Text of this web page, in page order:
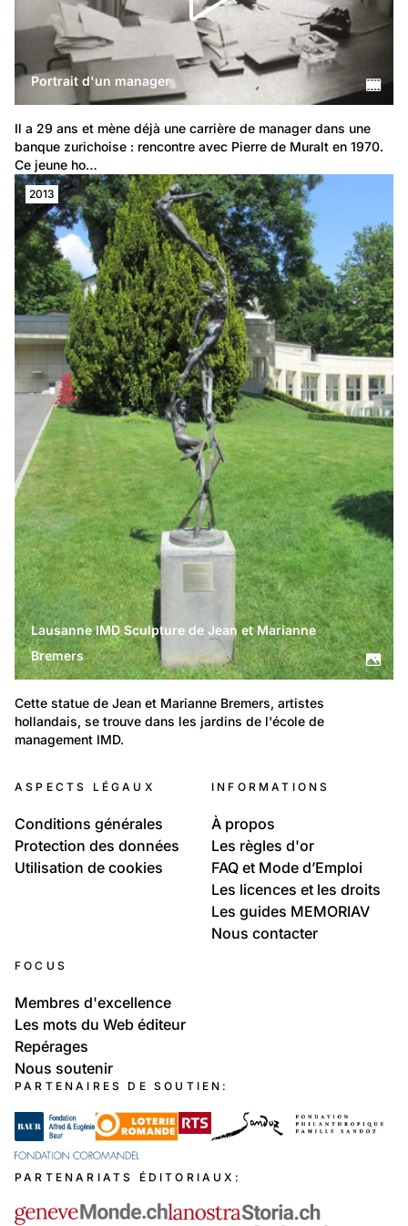
Portrait d'un manager
Il a 29 ans et mène déjà une carrière de manager dans une
banque zurichoise : rencontre avec Pierre de Muralt en 1970.
Ce jeune ho…
2013
Lausanne IMD Sculpture de Jean et Marianne
Bremers
Cette statue de Jean et Marianne Bremers, artistes
hollandais, se trouve dans les jardins de l'école de
management IMD.
ASPECTS LÉGAUX
Conditions générales
Protection des données
Utilisation de cookies
INFORMATIONS
À propos
Les règles d'or
FAQ et Mode d’Emploi
Les licences et les droits
Les guides MEMORIAV
Nous contacter
FOCUS
Membres d'excellence
Les mots du Web éditeur
Repérages
Nous soutenir
PARTENAIRES DE SOUTIEN:
PARTENARIATS ÉDITORIAUX: